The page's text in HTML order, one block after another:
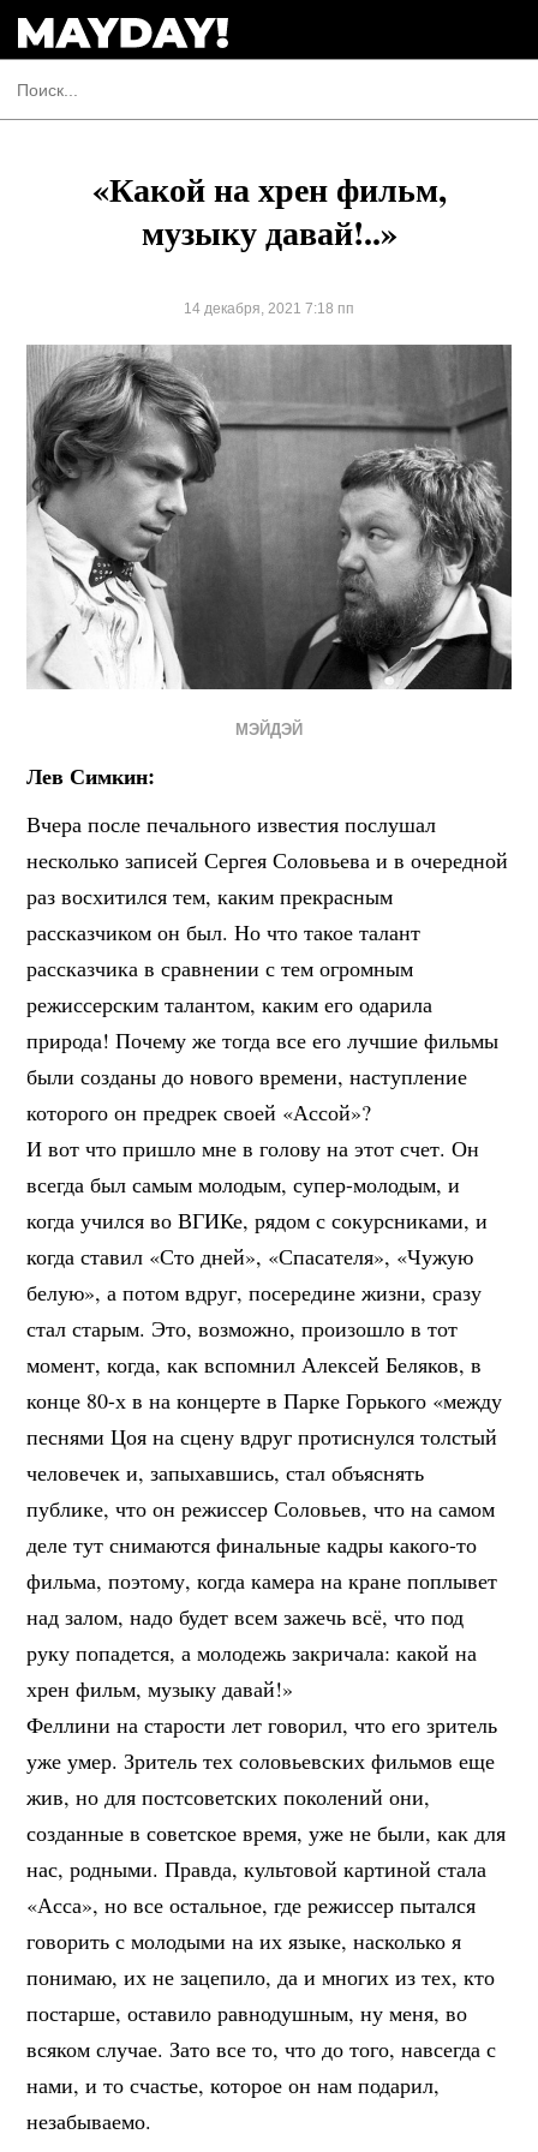
«Какой на хрен фильм,
музыку давай!..»
14 декабря, 2021 7:18 пп
МЭЙДЭЙ
Лев Симкин:
Вчера после печального известия послушал
несколько записей Сергея Соловьева и в очередной
раз восхитился тем, каким прекрасным
рассказчиком он был. Но что такое талант
рассказчика в сравнении с тем огромным
режиссерским талантом, каким его одарила
природа! Почему же тогда все его лучшие фильмы
были созданы до нового времени, наступление
которого он предрек своей «Ассой»?
И вот что пришло мне в голову на этот счет. Он
всегда был самым молодым, супер-молодым, и
когда учился во ВГИКе, рядом с сокурсниками, и
когда ставил «Сто дней», «Спасателя», «Чужую
белую», а потом вдруг, посередине жизни, сразу
стал старым. Это, возможно, произошло в тот
момент, когда, как вспомнил Алексей Беляков, в
конце 80-х в на концерте в Парке Горького «между
песнями Цоя на сцену вдруг протиснулся толстый
человечек и, запыхавшись, стал объяснять
публике, что он режиссер Соловьев, что на самом
деле тут снимаются финальные кадры какого-то
фильма, поэтому, когда камера на кране поплывет
над залом, надо будет всем зажечь всё, что под
руку попадется, а молодежь закричала: какой на
хрен фильм, музыку давай!»
Феллини на старости лет говорил, что его зритель
уже умер. Зритель тех соловьевских фильмов еще
жив, но для постсоветских поколений они,
созданные в советское время, уже не были, как для
нас, родными. Правда, культовой картиной стала
«Асса», но все остальное, где режиссер пытался
говорить с молодыми на их языке, насколько я
понимаю, их не зацепило, да и многих из тех, кто
постарше, оставило равнодушным, ну меня, во
всяком случае. Зато все то, что до того, навсегда с
нами, и то счастье, которое он нам подарил,
незабываемо.